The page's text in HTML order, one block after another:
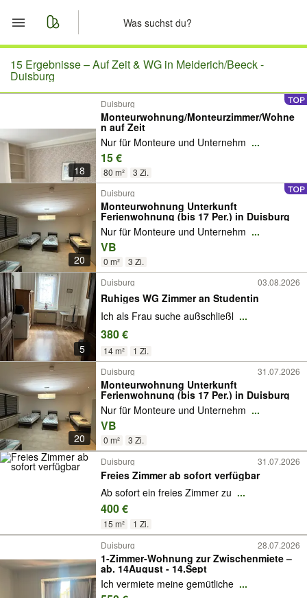
Start
Merkliste
Nachrichten
Anzeige aufgeben
15 Ergebnisse –Auf Zeit & WG in Meiderich/Beeck -
Duisburg
18
Duisburg
Monteurwohnung/Monteurzimmer/Wohne
n auf Zeit
Nur für Monteure und Unternehm ...
15 €
80 m² 3 Zi.
20
Duisburg
Monteurwohnung Unterkunft
Ferienwohnung (bis 17 Per.) in Duisburg
Nur für Monteure und Unternehm ...
VB
0 m² 3 Zi.
5
Duisburg 03.08.2026
Ruhiges WG Zimmer an Studentin
Ich als Frau suche außschließl ...
380 €
14 m² 1 Zi.
20
Duisburg 31.07.2026
Monteurwohnung Unterkunft
Ferienwohnung (bis 17 Per.) in Duisburg
Nur für Monteure und Unternehm ...
VB
0 m²
3 Zi.
Duisburg
31.07.2026
Freies Zimmer ab sofort verfügbar
Ab sofort ein freies Zimmer zu ...
400 €
15 m² 1 Zi.
Duisburg 28.07.2026
1-Zimmer-Wohnung zur Zwischenmiete –
ab. 14August - 14.Sept
Ich vermiete meine gemütliche ...